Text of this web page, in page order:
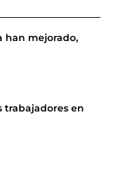
han mejorado,
trabajadores en